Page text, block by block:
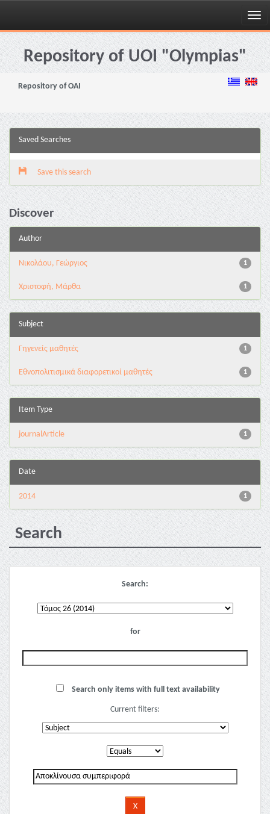
Skip
navigationRepository of UOI "Olympias"
Repository of OAI
Saved Searches
Save this search
Discover
Author
1
Νικολάου, Γεώργιος
1
Χριστοφή, Μάρθα
Subject
1
Γηγενείς μαθητές
1
Εθνοπολιτισμικά διαφορετικοί μαθητές
Item Type
1
journalArticle
Date
1
2014
Search
Search:
for
Search only items with full text availability
Current filters: